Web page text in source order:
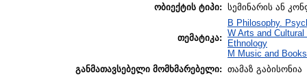
ობიექტის ტიპი: სემინარის ან
თემატიკა:
B Philosophy.
W Arts and
Ethnology
M Music and
განმათავსებელი მომხმარებელი: თამაზ გაბისონია